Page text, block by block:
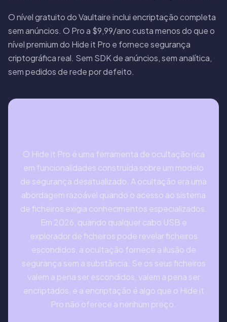
O nível gratuito do Vaultaire inclui encriptação completa
sem anúncios. O Pro a $9,99/ano custa menos do que o
nível premium do Hide it Pro e fornece segurança
criptográfica real. Sem SDK de anúncios, sem analítica,
sem pedidos de rede por defeito.
O Hide it Pro é uma ferramenta de ocultação rica
em funcionalidades construída sobre um modelo
de segurança desatualizado. A ocultação era uma
abordagem razoável quando o acesso ao sistema
de ficheiros exigia conhecimentos especializados.
Em 2026, quando qualquer cabo USB e
explorador de ficheiros pode revelar ficheiros
escondidos, a ocultação fornece a ilusão de
segurança sem a substância. Se os seus ficheiros
valem a pena ser escondidos, valem a pena ser
encriptados, e a encriptação é algo que o Hide it
Pro não oferece a nenhum preço.